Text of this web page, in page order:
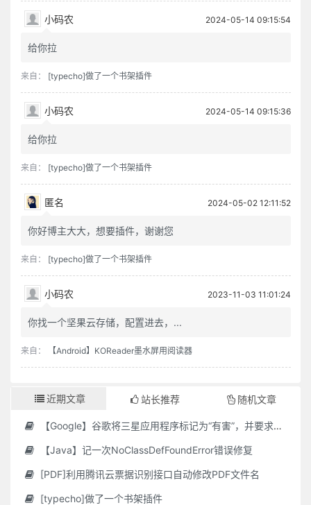
小码农 2024-05-14 09:15:54
给你拉
来自： [typecho]做了一个书架插件
小码农 2024-05-14 09:15:36
给你拉
来自： [typecho]做了一个书架插件
匿名 2024-05-02 12:11:52
你好博主大大，想要插件，谢谢您
来自： [typecho]做了一个书架插件
小码农 2023-11-03 11:01:24
你找一个坚果云存储，配置进去，...
来自： 【Android】KOReader墨水屏用阅读器
近期文章 站长推荐 随机文章
【Google】谷歌将三星应用程序标记为“有害”，并要求用户删除它们
【Java】记一次NoClassDefFoundError错误修复
[PDF]利用腾讯云票据识别接口自动修改PDF文件名
[typecho]做了一个书架插件